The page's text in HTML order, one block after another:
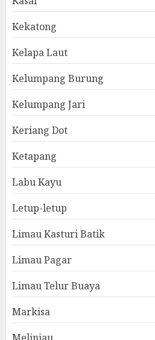
Kekatong
Kelapa Laut
Kelumpang Burung
Kelumpang Jari
Keriang Dot
Ketapang
Labu Kayu
Letup-letup
Limau Kasturi Batik
Limau Pagar
Limau Telur Buaya
Markisa